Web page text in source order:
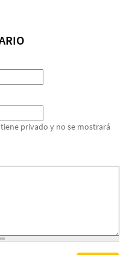
privado y no se mostrará